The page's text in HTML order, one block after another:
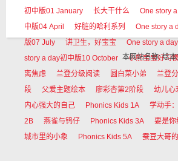
初中版01 January
长大干什么 One story
中版04 April
好脏的哈利系列 One story a
版07 July
讲卫生，好宝宝 One story a
story a day初中版10 October
小熊宝宝好习
离焦虑
兰登分级阅读 圆白菜小弟 兰登
段
父爱主题绘本 廖彩杏第2阶段 幼儿心
内心强大的自己
Phonics Kids 1A 学动手
2B
燕雀与钨仔 Phonics Kids 3A 要是你
城市里的小象
Phonics Kids 5A 蚕豆大哥
本网站名称: 绘